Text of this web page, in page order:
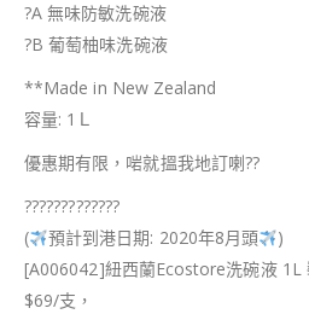
?A 無味防敏洗碗液
?B 葡萄柚味洗碗液
**Made in New Zealand
容量: 1Ｌ
優惠期有限，啱就搵我地訂喇??
?????????????
(
預計到港日期: 2020年8月頭
)
[A006042]紐西蘭Ecostore洗碗液 1L
$69/支，